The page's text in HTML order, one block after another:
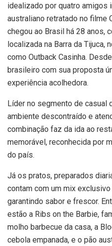
idealizado por quatro amigos
australiano retratado no filme
chegou ao Brasil há 28 anos,
localizada na Barra da Tijuca,
como Outback Casinha.
brasileiro com sua proposta
experiência acolhedora.
Líder no segmento de casual
ambiente descontraído e
combinação faz da ida ao
memorável, reconhecida por
do país.
Já os pratos, preparados
contam com um mix
garantindo sabor e frescor.
estão a Ribs on the Barbie,
molho barbecue da casa, a
cebola empanada, e o pão